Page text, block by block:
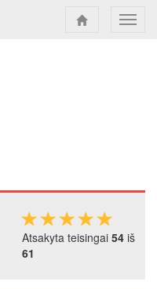
Atsakyta teisingai 54 iš
61